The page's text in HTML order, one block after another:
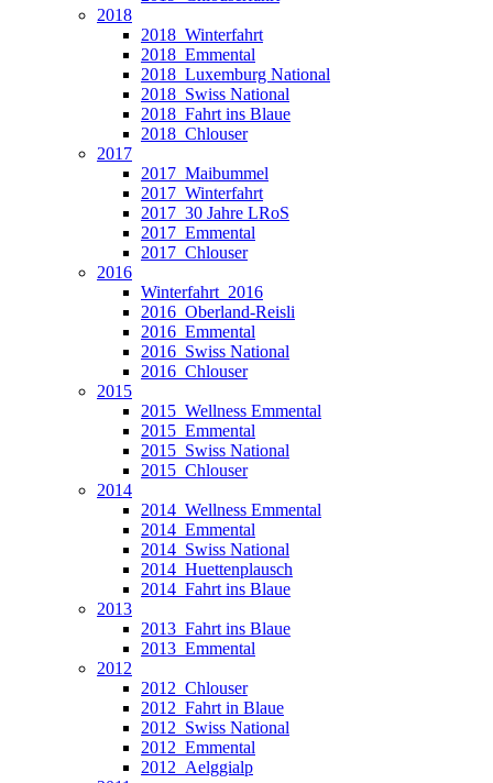
2018
2018_Winterfahrt
2018_Emmental
2018_Luxemburg National
2018_Swiss National
2018_Fahrt ins Blaue
2018_Chlouser
2017
2017_Maibummel
2017_Winterfahrt
2017_30 Jahre LRoS
2017_Emmental
2017_Chlouser
2016
Winterfahrt_2016
2016_Oberland-Reisli
2016_Emmental
2016_Swiss National
2016_Chlouser
2015
2015_Wellness Emmental
2015_Emmental
2015_Swiss National
2015_Chlouser
2014
2014_Wellness Emmental
2014_Emmental
2014_Swiss National
2014_Huettenplausch
2014_Fahrt ins Blaue
2013
2013_Fahrt ins Blaue
2013_Emmental
2012
2012_Chlouser
2012_Fahrt in Blaue
2012_Swiss National
2012_Emmental
2012_Aelggialp